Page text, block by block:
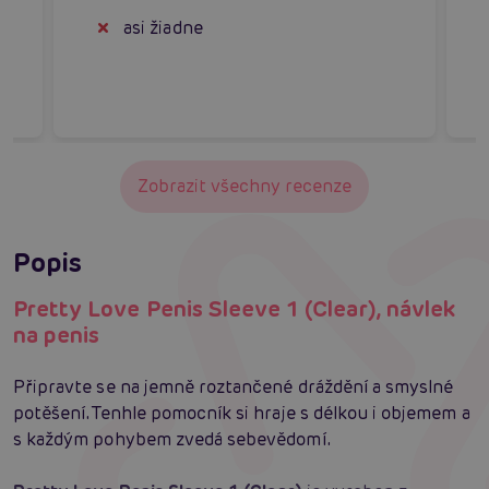
asi žiadne
Zobrazit všechny recenze
Popis
Pretty Love Penis Sleeve 1 (Clear), návlek
na penis
Připravte se na jemně roztančené dráždění a smyslné
potěšení. Tenhle pomocník si hraje s délkou i objemem a
s každým pohybem zvedá sebevědomí.